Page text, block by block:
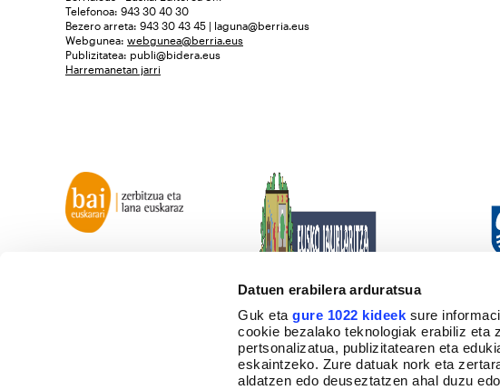
Datuen erabilera arduratsua
Guk etagure 1022 kideek sure
cookie bezalako teknologiak erabiliz eta
pertsonalizatua, publizitatearen eta
eskaintzeko. Zure datuak nork eta
aldatzen edo deuseztatzen ahal duzu
Telefonoa: 943 30 40 30
Bezero arreta: 943 30 43 45 | laguna@berria.eus
Webgunea: webgunea@berria.eus
Publizitatea: publi@bidera.eus
Harremanetan jarri